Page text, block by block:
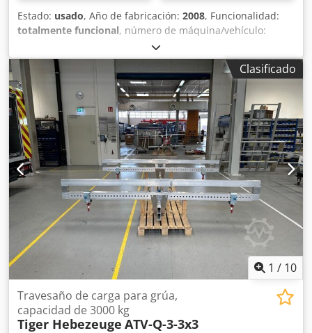
Estado: usado, Año de fabricación: 2008, Funcionalidad:
totalmente funcional, número de máquina/vehículo:
5,000 kg
instalación móvil de pinzas para ruedas Hywema, de seis
unidades, en buen estado y de un solo modelo. Equipada
con caja de cambios de seis velocidades. Capacidad total
de carga: 30.000 kg (los seis elevadores). La instalación ha
sido reacondicionada y revisada. Puede ser probada e
inspeccionada sin compromiso. Dsdpfx Aqezqtdbslswa
Clasificado
1 / 10
Travesaño de carga para grúa,
capacidad de 3000 kg
Tiger Hebezeuge ATV-Q-3-3x3